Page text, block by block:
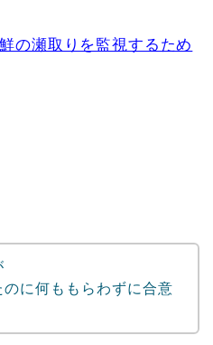
の瀬取りを監視するため
のに何ももらわずに合意